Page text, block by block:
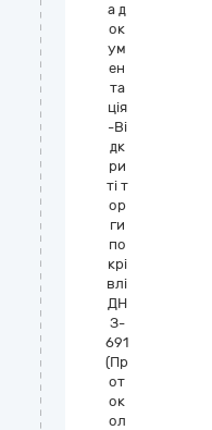
а д
ок
ум
ен
та
ція
-Ві
дк
ри
ті т
ор
ги
по
крі
влі
ДН
З-
691
(Пр
от
ок
ол